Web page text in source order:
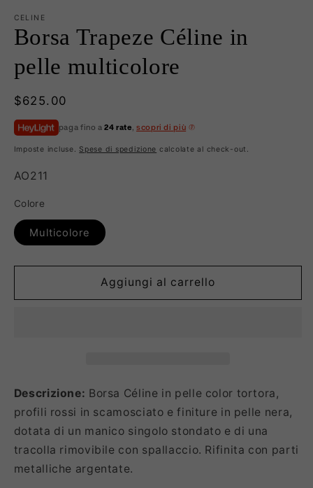
CELINE
Borsa Trapeze Céline in
pelle multicolore
Prezzo
di
listino
$625.00
paga fino a24 rate scopri di più
Imposte incluse. Spese di spedizione calcolate al check-out.
SKU:
AO211
Colore
Multicolore
Aggiungi al carrello
Descrizione: Borsa Céline in pelle color tortora,
profili rossi in scamosciato e finiture in pelle nera,
dotata di un manico singolo stondato e di una
tracolla rimovibile con spallaccio. Rifinita con parti
metalliche argentate.